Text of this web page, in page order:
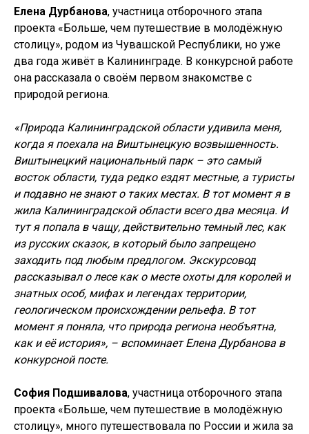
Елена Дурбанова, участница отборочного этапа
проекта «Больше, чем путешествие в молодёжную
столицу», родом из Чувашской Республики, но уже
два года живёт в Калининграде. В конкурсной работе
она рассказала о своём первом знакомстве с
природой региона.
«Природа Калининградской области удивила меня,
когда я поехала на Виштынецкую возвышенность.
Виштынецкий национальный парк – это самый
восток области, туда редко ездят местные, а туристы
и подавно не знают о таких местах. В тот момент я в
жила Калининградской области всего два месяца. И
тут я попала в чащу, действительно темный лес, как
из русских сказок, в который было запрещено
заходить под любым предлогом. Экскурсовод
рассказывал о лесе как о месте охоты для королей и
знатных особ, мифах и легендах территории,
геологическом происхождении рельефа. В тот
момент я поняла, что природа региона необъятна,
как и её история», – вспоминает Елена Дурбанова в
конкурсной посте.
София Подшивалова, участница отборочного этапа
проекта «Больше, чем путешествие в молодёжную
столицу», много путешествовала по России и жила за